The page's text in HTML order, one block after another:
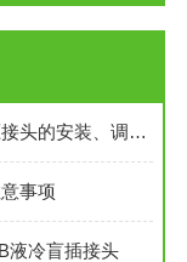
899-220-201杜博林旋转接头高压液压接头的安装、调试与维护技巧
事项
液冷盲插接头